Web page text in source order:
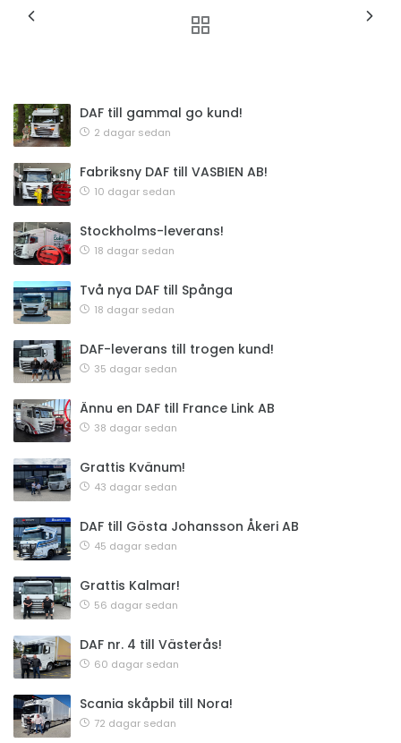
DAF till gammal go kund!
2 dagar sedan
Fabriksny DAF till VASBIEN AB!
10 dagar sedan
Stockholms-leverans!
18 dagar sedan
Två nya DAF till Spånga
18 dagar sedan
DAF-leverans till trogen kund!
35 dagar sedan
Ännu en DAF till France Link AB
38 dagar sedan
Grattis Kvänum!
43 dagar sedan
DAF till Gösta Johansson Åkeri AB
45 dagar sedan
Grattis Kalmar!
56 dagar sedan
DAF nr. 4 till Västerås!
60 dagar sedan
Scania skåpbil till Nora!
72 dagar sedan